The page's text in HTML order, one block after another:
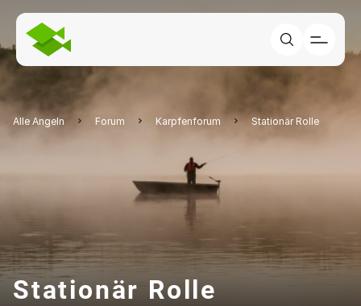
Alle Angeln Forum Karpfenforum Stationär Rolle
Stationär Rolle